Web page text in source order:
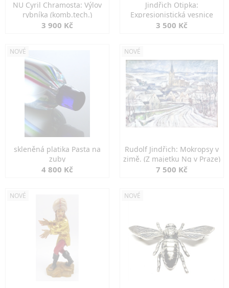
NU Cyril Chramosta: Výlov
rybníka (komb.tech.)
3 900 Kč
Jindřich Otipka:
Expresionistická vesnice
3 500 Kč
NOVÉ
skleněná platika Pasta na
zuby
4 800 Kč
NOVÉ
Rudolf Jindřich: Mokropsy v
zimě. (Z majetku Ng v Praze)
7 500 Kč
NOVÉ NOVÉ